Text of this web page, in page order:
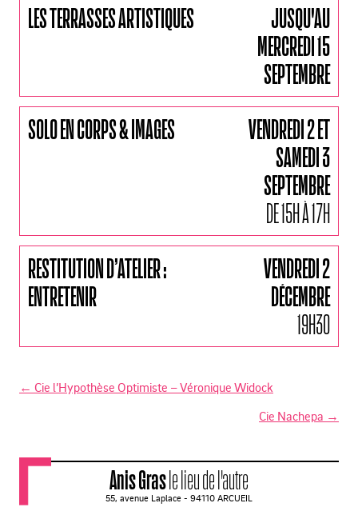
LES TERRASSES ARTISTIQUES
JUSQU'AU
MERCREDI 15
SEPTEMBRE
SOLO EN CORPS & IMAGES
VENDREDI 2 ET
SAMEDI 3
SEPTEMBRE
DE 15H À 17H
RESTITUTION D’ATELIER :
ENTRETENIR
VENDREDI 2
DÉCEMBRE
19H30
v
g
← Cie l’Hypothèse Optimiste – Véronique Widock
Cie Nachepa →
Anis Grasle lieu de l'autre
55, avenue Laplace - 94110 ARCUEIL